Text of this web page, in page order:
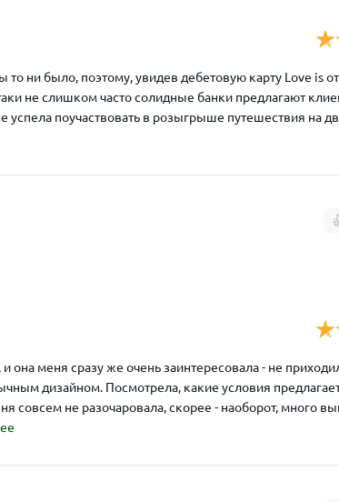
ни было, поэтому, увидев дебетовую карту Love is от
не слишком часто солидные банки предлагают
поучаствовать в розыгрыше путешествия на
она меня сразу же очень заинтересовала - не
дизайном. Посмотрела, какие условия
совсем не разочаровала, скорее - наоборот, много